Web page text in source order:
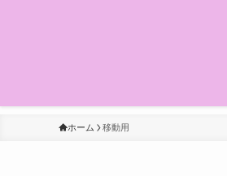
ホーム 移動用